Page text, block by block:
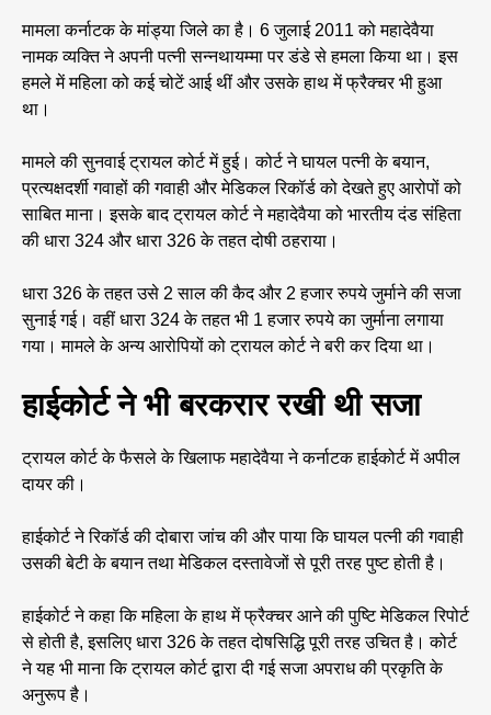
मामला कर्नाटक के मांड्या जिले का है। 6 जुलाई 2011 को महादेवैया
नामक व्यक्ति ने अपनी पत्नी सन्नथायम्मा पर डंडे से हमला किया था। इस
हमले में महिला को कई चोटें आई थीं और उसके हाथ में फ्रैक्चर भी हुआ
था।
मामले की सुनवाई ट्रायल कोर्ट में हुई। कोर्ट ने घायल पत्नी के बयान,
प्रत्यक्षदर्शी गवाहों की गवाही और मेडिकल रिकॉर्ड को देखते हुए आरोपों को
साबित माना। इसके बाद ट्रायल कोर्ट ने महादेवैया को भारतीय दंड संहिता
की धारा 324 और धारा 326 के तहत दोषी ठहराया।
धारा 326 के तहत उसे 2 साल की कैद और 2 हजार रुपये जुर्माने की सजा
सुनाई गई। वहीं धारा 324 के तहत भी 1 हजार रुपये का जुर्माना लगाया
गया। मामले के अन्य आरोपियों को ट्रायल कोर्ट ने बरी कर दिया था।
हाईकोर्ट ने भी बरकरार रखी थी सजा
ट्रायल कोर्ट के फैसले के खिलाफ महादेवैया ने कर्नाटक हाईकोर्ट में अपील
दायर की।
हाईकोर्ट ने रिकॉर्ड की दोबारा जांच की और पाया कि घायल पत्नी की गवाही
उसकी बेटी के बयान तथा मेडिकल दस्तावेजों से पूरी तरह पुष्ट होती है।
हाईकोर्ट ने कहा कि महिला के हाथ में फ्रैक्चर आने की पुष्टि मेडिकल रिपोर्ट
से होती है, इसलिए धारा 326 के तहत दोषसिद्धि पूरी तरह उचित है। कोर्ट
ने यह भी माना कि ट्रायल कोर्ट द्वारा दी गई सजा अपराध की प्रकृति के
अनुरूप है।